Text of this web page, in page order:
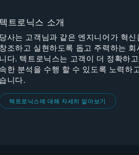
텍트로닉스 소개
당사는 고객님과 같은 엔지니어가 혁신
창조하고 실현하도록 돕고 주력하는 회
니다. 텍트로닉스는 고객이 더 정확하
속한 분석을 수행 할 수 있도록 노력하
습니다.
텍트로닉스에 대해 자세히 알아보기